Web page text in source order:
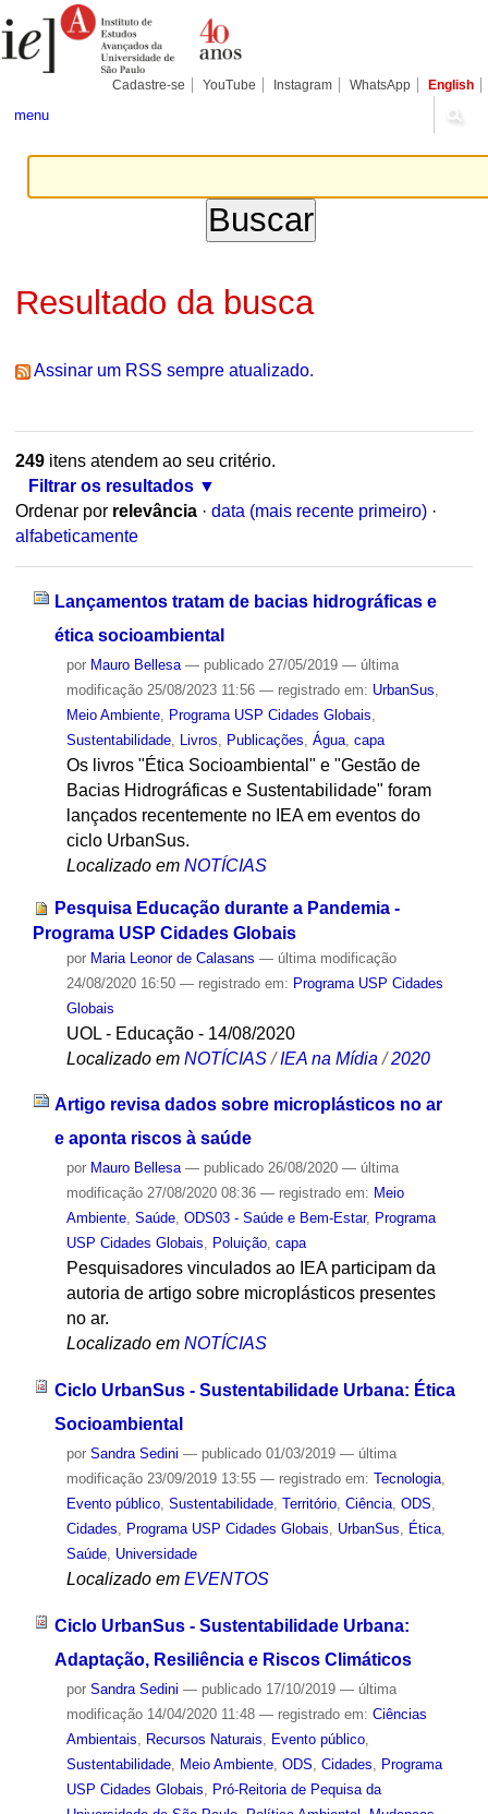
para
conteúdo.
Pessoais
Cadastre-se YouTube Instagram WhatsApp English
menu
Resultado da busca
Assinar um RSS sempre atualizado.
249itens atendem ao seu critério.
Filtrar os resultados
Ordenar por relevância · data (mais recente primeiro) ·
alfabeticamente
Lançamentos tratam de bacias hidrográficas e
ética socioambiental
por Mauro Bellesa — publicado27/05/2019 — última
modificação25/08/2023 11:56 — registrado em: UrbanSus
Meio Ambiente, Programa USP Cidades Globais
Sustentabilidade, Livros Publicações Água, capa
Os livros "Ética Socioambiental" e "Gestão de
Bacias Hidrográficas e Sustentabilidade" foram
lançados recentemente no IEA em eventos do
ciclo UrbanSus.
Localizado em NOTÍCIAS
Pesquisa Educação durante a Pandemia -
Programa USP Cidades Globais
por Maria Leonor de Calasans — última modificação
24/08/2020 16:50 — registrado em: Programa USP Cidades
Globais
UOL - Educação - 14/08/2020
Localizado em NOTÍCIAS /IEA na Mídia /2020
Artigo revisa dados sobre microplásticos no ar
e aponta riscos à saúde
por Mauro Bellesa — publicado26/08/2020 — última
modificação27/08/2020 08:36 — registrado em: Meio
Ambiente, Saúde, ODS03 - Saúde e Bem-Estar, Programa
USP Cidades Globais, Poluição, capa
Pesquisadores vinculados ao IEA participam da
autoria de artigo sobre microplásticos presentes
no ar.
Localizado em NOTÍCIAS
Ciclo UrbanSus - Sustentabilidade Urbana: Ética
Socioambiental
por Sandra Sedini — publicado01/03/2019 — última
modificação23/09/2019 13:55 — registrado em: Tecnologia,
Evento público, Sustentabilidade, Território, Ciência, ODS,
Cidades, Programa USP Cidades Globais, UrbanSus, Ética,
Saúde, Universidade
Localizado em EVENTOS
Ciclo UrbanSus - Sustentabilidade Urbana:
Adaptação, Resiliência e Riscos Climáticos
por Sandra Sedini — publicado17/10/2019 — última
modificação14/04/2020 11:48 — registrado em: Ciências
Ambientais
Recursos Naturais Evento público,
Sustentabilidade, Meio Ambiente, ODS Cidades
Programa
USP Cidades Globais
Pró-Reitoria de Pequisa da